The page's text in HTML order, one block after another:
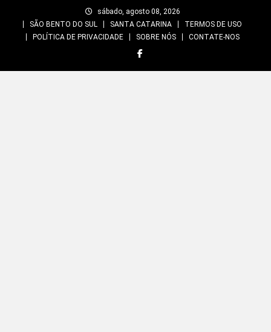
sábado, agosto 08, 2026
SÃO BENTO DO SUL
SANTA CATARINA
TERMOS DE USO
POLÍTICA DE PRIVACIDADE
SOBRE NÓS CONTATE-NOS